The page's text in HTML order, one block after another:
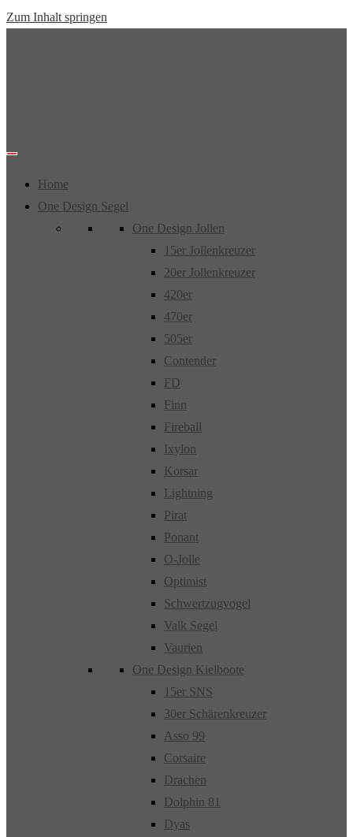
Zum Inhalt springen
Home
One Design Segel
One Design Jollen
15er Jollenkreuzer
20er Jollenkreuzer
420er
470er
505er
Contender
FD
Finn
Fireball
Ixylon
Korsar
Lightning
Pirat
Ponant
O-Jolle
Optimist
Schwertzugvogel
Valk Segel
Vaurien
One Design Kielboote
15er SNS
30er Schärenkreuzer
Asso 99
Corsaire
Drachen
Dolphin 81
Dyas